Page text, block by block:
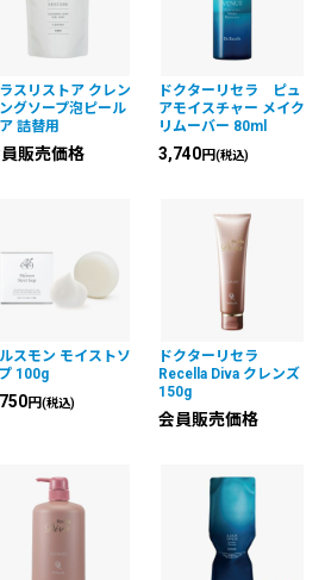
スリストア クレン
グソープ泡ピール
詰替用
販売価格
ドクターリセラ ピュ
アモイスチャー メイク
リムーバー 80ml
3,740円(税込)
スモン モイストソ
100g
円(税込)
ドクターリセラ
Recella Diva クレンズ
150g
会員販売価格